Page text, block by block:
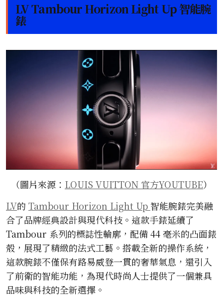
LV Tambour Horizon Light Up 智能腕
錶
（圖片來源： LOUIS VUITTON 官方YOUTUBE）
LV的 Tambour Horizon Light Up 智能腕錶完美融
合了品牌經典設計與現代科技。這款手錶延續了
Tambour 系列的標誌性輪廓，配備 44 毫米的凸面錶
殼，展現了精緻的法式工藝。搭載全新的操作系統，
這款腕錶不僅保有路易威登一貫的奢華氣息，還引入
了前衛的智能功能，為現代時尚人士提供了一個兼具
品味與科技的全新選擇。